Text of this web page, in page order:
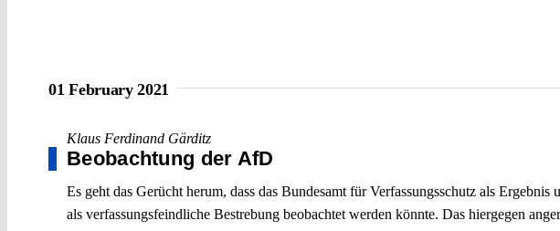
01 February 2021
Klaus Ferdinand Gärditz
Beobachtung der AfD
Es geht das Gerücht herum, dass das Bundesamt für Verfassungsschutz als
als verfassungsfeindliche Bestrebung beobachtet werden könnte. Das hiergegen